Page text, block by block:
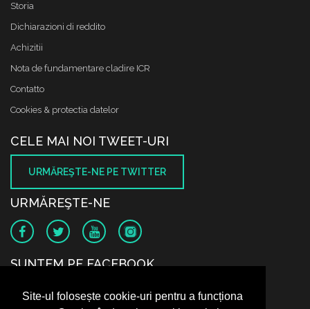
Site-ul folosește cookie-uri pentru a funcționa
Storia
Dichiarazioni di reddito
Achizitii
Nota de fundamentare cladire ICR
Contatto
Cookies & protectia datelor
CELE MAI NOI TWEET-URI
URMĂREŞTE-NE PE TWITTER
URMĂREŞTE-NE
SUNTEM PE FACEBOOK